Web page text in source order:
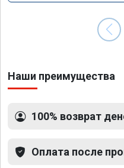
Наши преимущества
100% возврат
Оплата после